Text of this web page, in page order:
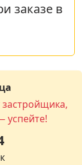
заказе в
застройщика,
успейте!